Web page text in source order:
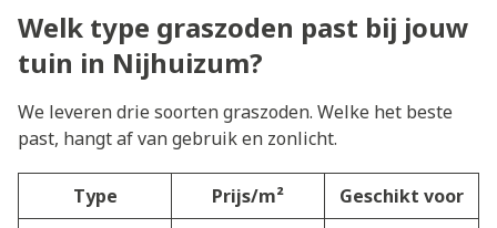
Welk type graszoden past bij jouw
tuin in Nijhuizum?
We leveren drie soorten graszoden. Welke het beste
past, hangt af van gebruik en zonlicht.
Type Prijs/m² Geschikt voor